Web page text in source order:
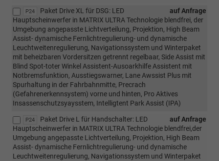
P24 auf Anfrage
Paket Drive XL für DSG: LED
Hauptscheinwerfer in MATRIX ULTRA Technologie blendfrei, der
Umgebung angepasste Lichtverteilung, Projektion, High Beam
Assist- dynamische Fernlichtregulierung- und dynamische
Leuchtweitenregulierung, Navigationssystem und Winterpaket
mit beheizbaren Vordersitzen getrennt regelbaar, Side Assist mit
Blind Spot-toter Winkel Assistent-Ausoarkhilfe Assistent mit
Notbremsfunktion, Ausstiegswarner, Lane Awssist Plus mit
Spurhaltung in der Fahrbahnmitte, Precrach
(Gefahrenerkennsystem) vorne und hinten, Pro Aktives
Insassenschutzsyaysstem, Intelligtent Park Assist (IPA)
P24 auf Anfrage
Paket Drive L für Handschalter: LED
Hauptscheinwerfer in MATRIX ULTRA Technologie blendfrei,der
Umgebung angepasste Lichtverteilung, Projektion, High Beam
Assist- dynamische Fernlichtregulierung- und dynamische
Leuchtweitenregulierung, Navigationssystem und Winterpaket